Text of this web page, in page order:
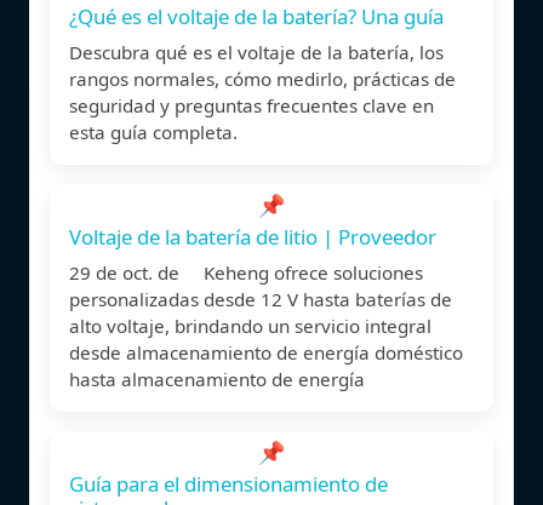
¿Qué es el voltaje de la batería? Una guía
Descubra qué es el voltaje de la batería, los
rangos normales, cómo medirlo, prácticas de
seguridad y preguntas frecuentes clave en
esta guía completa.
📌
Voltaje de la batería de litio | Proveedor
29 de oct. de Keheng ofrece soluciones
personalizadas desde 12 V hasta baterías de
alto voltaje, brindando un servicio integral
desde almacenamiento de energía doméstico
hasta almacenamiento de energía
📌
Guía para el dimensionamiento de